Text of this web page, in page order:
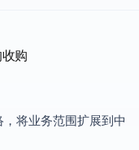
购
将业务范围扩展到中